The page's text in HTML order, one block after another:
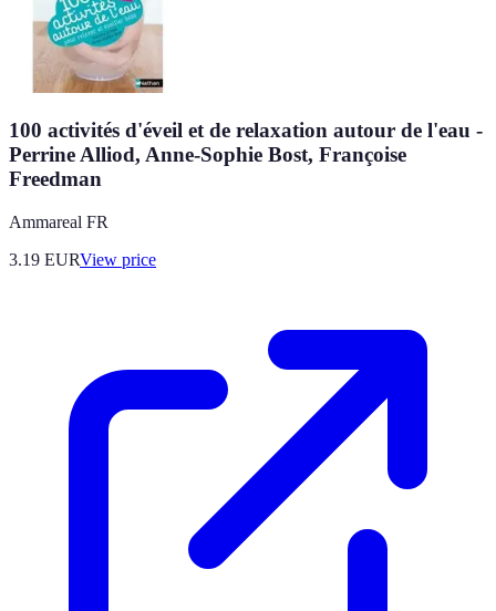
100 activités d'éveil et de relaxation autour de l'eau -
Perrine Alliod, Anne-Sophie Bost, Françoise
Freedman
Ammareal FR
3.19 EURView price